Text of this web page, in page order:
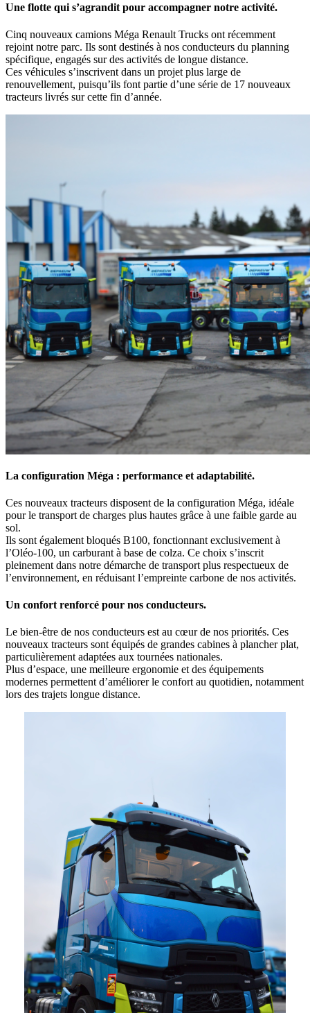
Une flotte qui s’agrandit pour accompagner notre activité.
Cinq nouveaux camions Méga Renault Trucks ont récemment
rejoint notre parc. Ils sont destinés à nos conducteurs du planning
spécifique, engagés sur des activités de longue distance.
Ces véhicules s’inscrivent dans un projet plus large de
renouvellement, puisqu’ils font partie d’une série de 17 nouveaux
tracteurs livrés sur cette fin d’année.
La configuration Méga : performance et adaptabilité.
Ces nouveaux tracteurs disposent de la configuration Méga, idéale
pour le transport de charges plus hautes grâce à une faible garde au
sol.
Ils sont également bloqués B100, fonctionnant exclusivement à
l’Oléo-100, un carburant à base de colza. Ce choix s’inscrit
pleinement dans notre démarche de transport plus respectueux de
l’environnement, en réduisant l’empreinte carbone de nos activités.
Un confort renforcé pour nos conducteurs.
Le bien-être de nos conducteurs est au cœur de nos priorités. Ces
nouveaux tracteurs sont équipés de grandes cabines à plancher plat,
particulièrement adaptées aux tournées nationales.
Plus d’espace, une meilleure ergonomie et des équipements
modernes permettent d’améliorer le confort au quotidien, notamment
lors des trajets longue distance.